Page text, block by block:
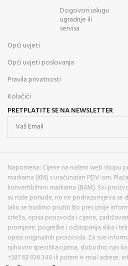
Dogovori uslugu
ugradnje ili
servisa
Opći uvjeti
Opći uvjeti poslovanja
Pravila privatnosti
Kolačići
PRETPLATITE SE NA NEWSLETTER
Napomena: Cijene na našem web shopu
markama (KM) s uračunatim PDV-om.
konvertibilnim markama (BAM). Svi
su naše ponude, no ne podrazumijeva se
Iako se trudimo pružiti što preciznije
crteža, opisa proizvoda i cijena,
promjene, pogreške i odstupanja slika i
opisa originalnih proizvoda. Za sve
njihovim specifikacijama, slobodno nas
+387 63 836 340 ili putem e-mail adrese: